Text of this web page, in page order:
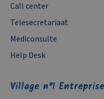
Call center
Telesecretariaat
Mediconsulte
Help Desk
Village n°1